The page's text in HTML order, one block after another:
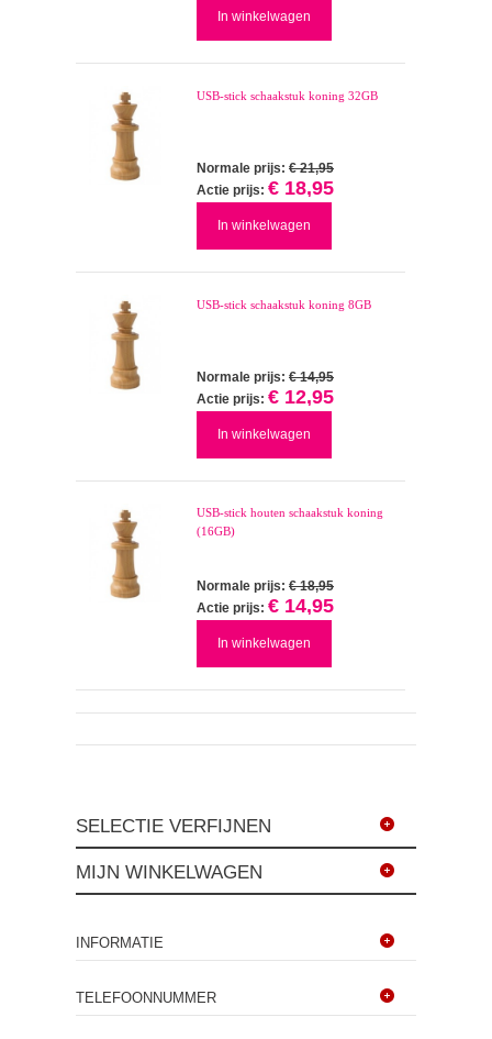
In winkelwagen
USB-stick schaakstuk koning 32GB
Normale prijs: € 21,95
Actie prijs: € 18,95
In winkelwagen
USB-stick schaakstuk koning 8GB
Normale prijs: € 14,95
Actie prijs: € 12,95
In winkelwagen
USB-stick houten schaakstuk koning
(16GB)
Normale prijs: € 18,95
Actie prijs: € 14,95
In winkelwagen
SELECTIE VERFIJNEN
MIJN WINKELWAGEN
INFORMATIE
TELEFOONNUMMER